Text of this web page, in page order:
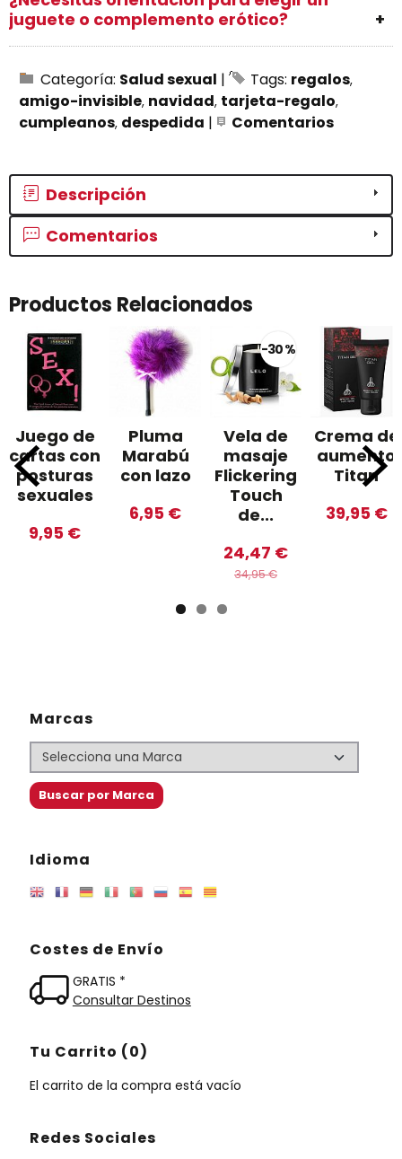
Marcas
Idioma
Costes de Envío
GRATIS *
Consultar Destinos
Tu Carrito (0)
El carrito de la compra está vacío
Redes Sociales
juguete o complemento erótico?
Categoría: Salud sexual | Tags: regalos
amigo-invisible navidad tarjeta-regalo
cumpleanos despedida | Comentarios
Descripción
Comentarios
Productos Relacionados
Juego de
cartas con
posturas
sexuales
9,95 €
Pluma
Marabú
con lazo
6,95 €
-30 %
Vela de
masaje
Flickering
Touch
de...
24,47 €
34,95 €
Crema de
aumento
Titan
39,95 €